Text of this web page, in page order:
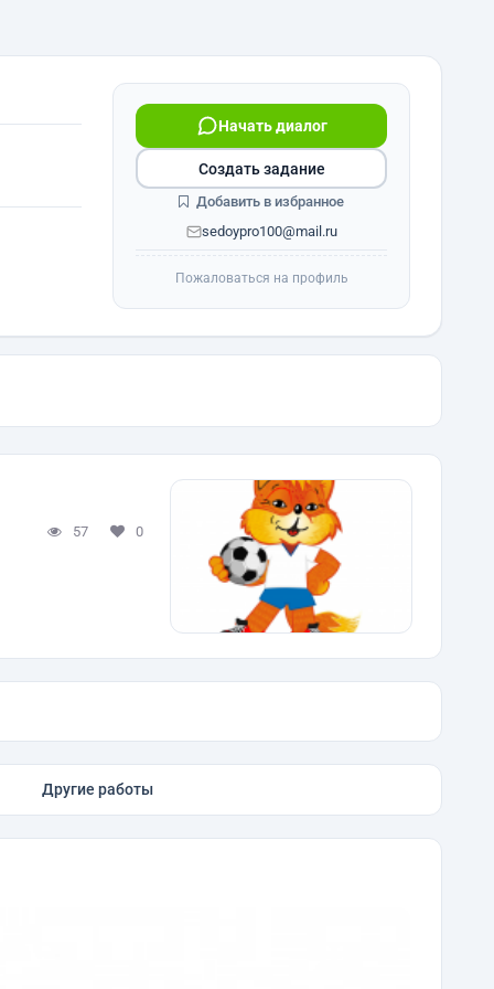
Начать диалог
sedoypro100@mail.ru
Создать задание
Добавить в избранное
Пожаловаться на профиль
57 0
Другие работы